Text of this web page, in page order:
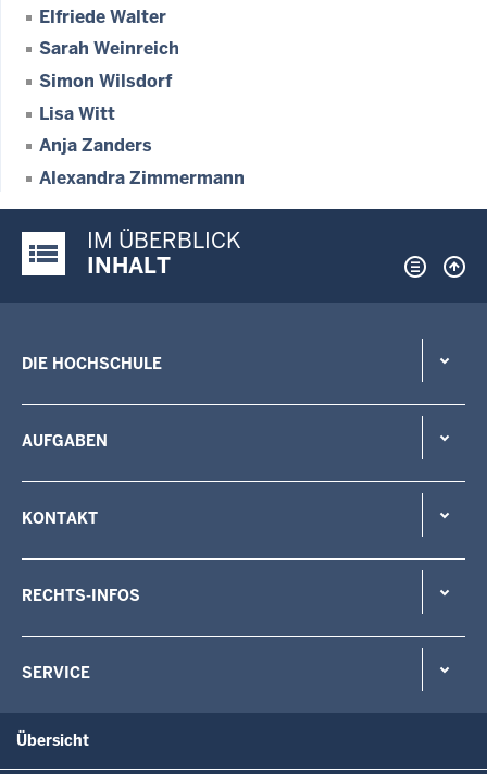
Elfriede Walter
Sarah Weinreich
Simon Wilsdorf
Lisa Witt
Anja Zanders
Alexandra Zimmermann
Justiz-Portal im Überblick:
IM ÜBERBLICK
INHALT
DIE HOCHSCHULE
AUFGABEN
KONTAKT
RECHTS-INFOS
SERVICE
Übersicht